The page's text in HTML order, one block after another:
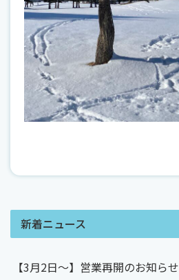
新着ニュース
【3月2日～】営業再開のお知らせ